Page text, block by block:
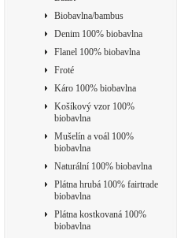
Biobavlna/bambus
Denim 100% biobavlna
Flanel 100% biobavlna
Froté
Káro 100% biobavlna
Košíkový vzor 100%
biobavlna
Mušelín a voál 100%
biobavlna
Naturální 100% biobavlna
Plátna hrubá 100% fairtrade
biobavlna
Plátna kostkovaná 100%
biobavlna